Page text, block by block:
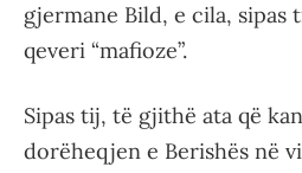
gjermane Bild, e cila, sipas
qeveri “mafioze”.
Sipas tij, të gjithë ata që
dorëheqjen e Berishës në